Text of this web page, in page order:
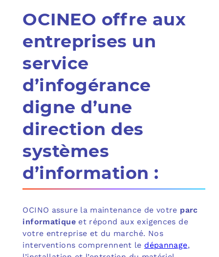
OCINEO offre aux
entreprises un
service
d’infogérance
digne d’une
direction des
systèmes
d’information :
OCINO assure la maintenance de votre parc
informatiqueet répond aux exigences de
votre entreprise et du marché. Nos
interventions comprennent le dépannage,